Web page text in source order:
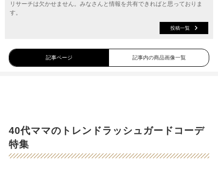
リサーチは欠かせません。みなさんと情報を共有できればと思っておりま
す。
投稿一覧
記事ページ 記事内の商品画像一覧
40代ママのトレンドラッシュガードコーデ
特集